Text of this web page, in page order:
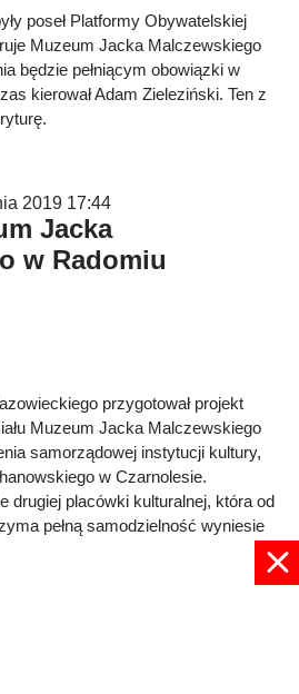
poseł Platformy Obywatelskiej
Muzeum Jacka Malczewskiego
będzie pełniącym obowiązki w
kierował Adam Zieleziński. Ten z
2019 17:44
Jacka
w Radomiu
przygotował projekt
Muzeum Jacka Malczewskiego
samorządowej instytucji kultury,
w Czarnolesie.
drugiej placówki kulturalnej, która od
pełną samodzielność wyniesie